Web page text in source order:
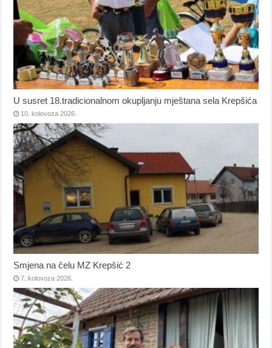
U susret 18.tradicionalnom okupljanju mještana sela Krepšića
10. kolovoza 2026.
Smjena na čelu MZ Krepšić 2
7. kolovoza 2026.